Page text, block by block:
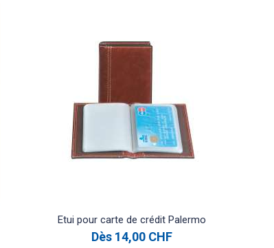
Etui pour carte de crédit Palermo
Dès 14,00 CHF